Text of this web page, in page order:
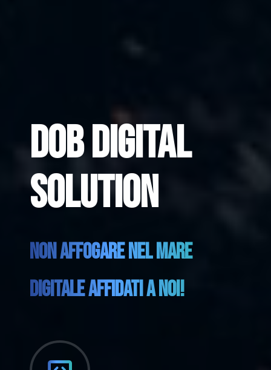
DOB Digital
Solution
NON AFFOGARE NEL MARE
DIGITALE AFFIDATI A NOI!